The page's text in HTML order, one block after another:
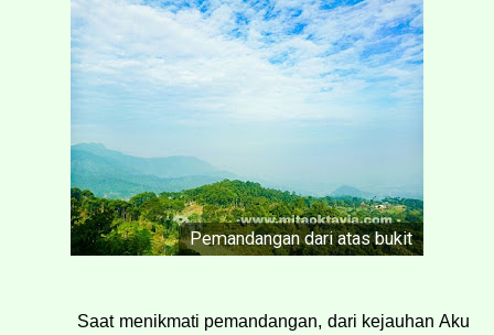
Pemandangan dari atas bukit
Saat menikmati pemandangan, dari kejauhan Aku